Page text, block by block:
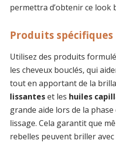
permettra d’obtenir ce look
Produits
Utilisez des produits
les cheveux bouclés, qui
tout en apportant de la
lissanteset les huiles
grande aide lors de la
lissage. Cela garantit que
rebelles peuvent briller avec